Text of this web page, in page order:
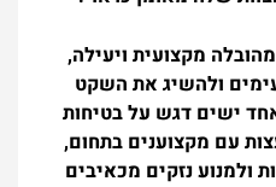
מקצועית ויעילה,
ולהשיג את השקט
ישים דגש על בטיחות
עם מקצוענים בתחום,
ולמנוע נזקים מכאיבים